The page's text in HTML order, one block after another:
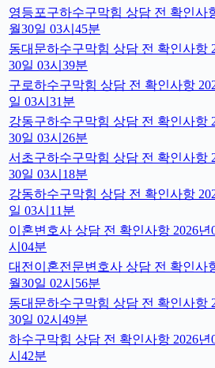
영등포구하수구막힘 상담 전 확인사
월30일 03시45분
동대문하수구막힘 상담 전 확인사항
30일 03시39분
구로하수구막힘 상담 전 확인사항
일 03시31분
강동구하수구막힘 상담 전 확인사항
30일 03시26분
서초구하수구막힘 상담 전 확인사항
30일 03시18분
강동하수구막힘 상담 전 확인사항
일 03시11분
이혼변호사 상담 전 확인사항 2026년
시04분
대전이혼전문변호사 상담 전 확인사
월30일 02시56분
동대문하수구막힘 상담 전 확인사항
30일 02시49분
하수구막힘 상담 전 확인사항 2026년
시42분